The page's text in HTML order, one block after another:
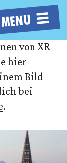
MENU
von XR
hier
Bild
bei
.